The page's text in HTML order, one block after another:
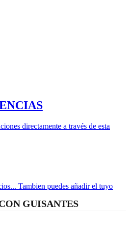
directamente a través de esta
Tambien puedes añadir el tuyo
GUISANTES